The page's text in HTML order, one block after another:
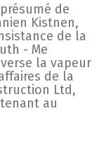
de
Kistnen,
de la
- Me
la vapeur
de la
Ltd,
au